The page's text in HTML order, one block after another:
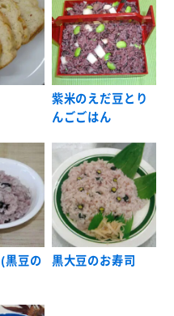
紫米のえだ豆とり
んごごはん
黒豆の
黒大豆のお寿司